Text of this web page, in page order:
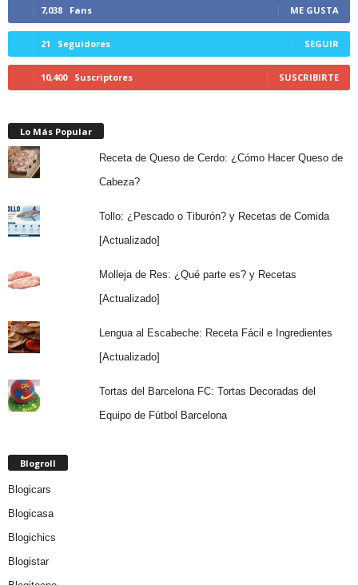
7,038 Fans ME GUSTA
21 Seguidores SEGUIR
10,400 Suscriptores SUSCRIBIRTE
Lo Más Popular
Receta de Queso de Cerdo: ¿Cómo Hacer Queso de
Cabeza?
Tollo: ¿Pescado o Tiburón? y Recetas de Comida
[Actualizado]
Molleja de Res: ¿Qué parte es? y Recetas
[Actualizado]
Lengua al Escabeche: Receta Fácil e Ingredientes
[Actualizado]
Tortas del Barcelona FC: Tortas Decoradas del
Equipo de Fútbol Barcelona
Blogroll
Blogicars
Blogicasa
Blogichics
Blogistar